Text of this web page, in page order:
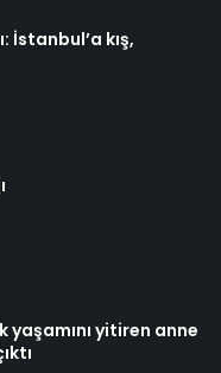
İstanbul’a kış,
yitiren anne